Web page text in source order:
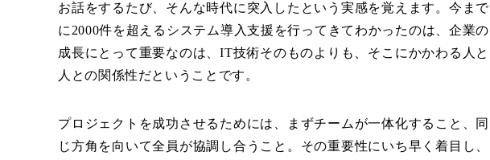
お話をするたび、そんな時代に突入したという実感を覚えます。今まで
に2000件を超えるシステム導入支援を行ってきてわかったのは、企業の
成長にとって重要なのは、IT技術そのものよりも、そこにかかわる人と
人との関係性だということです。
プロジェクトを成功させるためには、まずチームが一体化すること、同
じ方角を向いて全員が協調し合うこと。その重要性にいち早く着目し、